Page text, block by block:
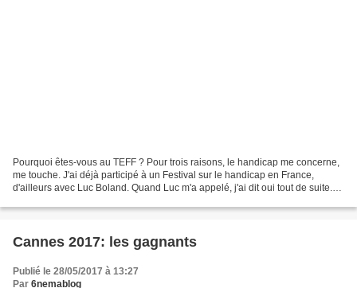
Pourquoi êtes-vous au TEFF ? Pour trois raisons, le handicap me concerne,
me touche. J'ai déjà participé à un Festival sur le handicap en France,
d'ailleurs avec Luc Boland. Quand Luc m'a appelé, j'ai dit oui tout de suite.
Cannes 2017: les gagnants
Publié le 28/05/2017 à 13:27
Par 6nemablog